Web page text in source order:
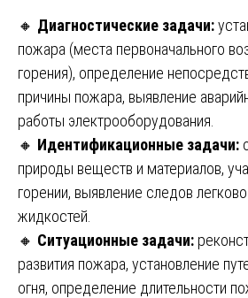
🔸 Диагностические задачи:
пожара (места первоначального
горения), определение
причины пожара, выявление
работы электрооборудования.
🔸 Идентификационные задачи:
природы веществ и материалов,
горении, выявление следов
жидкостей.
🔸 Ситуационные задачи:
развития пожара, установление
огня, определение длительности